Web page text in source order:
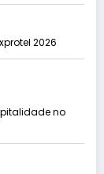
2026
no